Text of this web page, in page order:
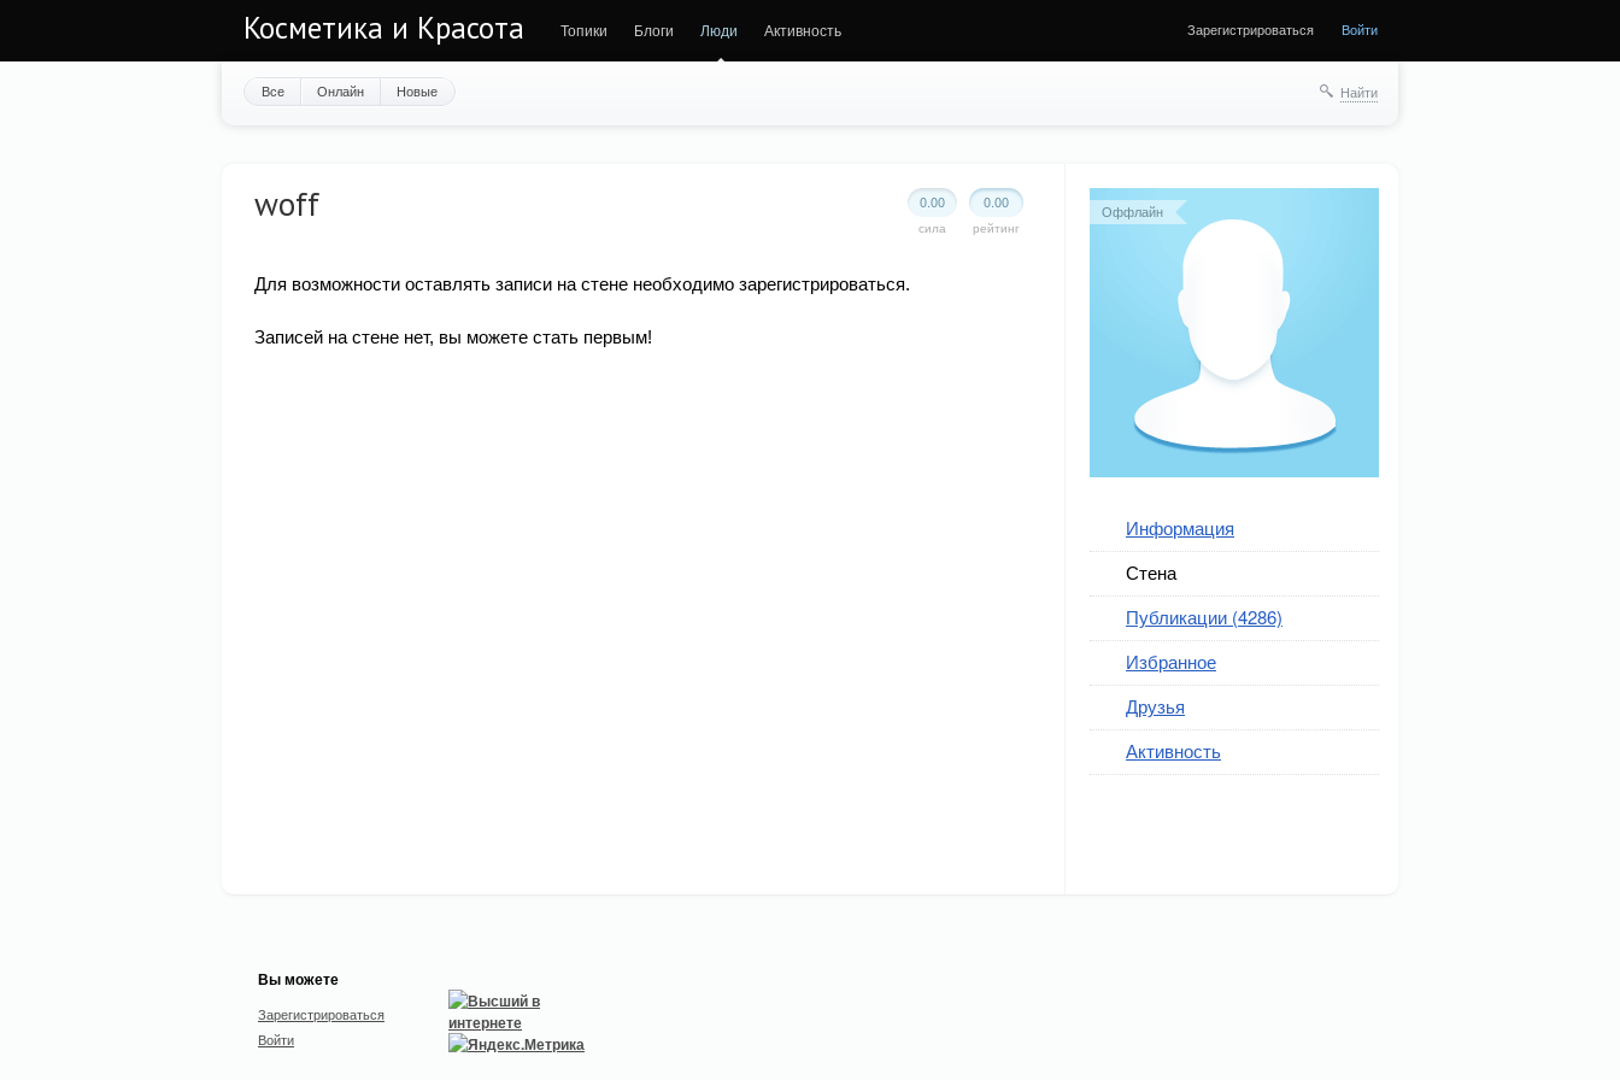
Косметика и Красота Топики Блоги Люди Активность Зарегистрироваться Войти
Все Онлайн Новые Найти
Оффлайн
Информация
Стена
Публикации (4286)
Избранное
Друзья
Активность
0.00
рейтинг
0.00
сила
woff
Для возможности оставлять записи на стене необходимо зарегистрироваться.
Записей на стене нет, вы можете стать первым!
Вы можете
Зарегистрироваться
Войти